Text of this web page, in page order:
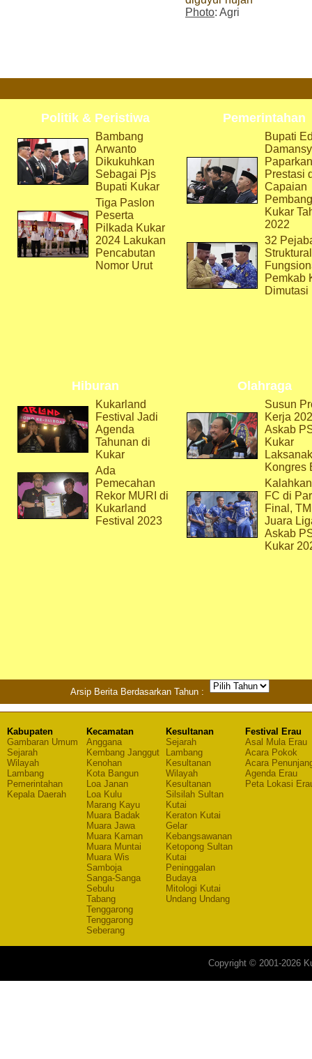
Photo: Agri
Politik & Peristiwa Pemerintahan
Bambang
Arwanto
Dikukuhkan
Sebagai Pjs
Bupati Kukar
Tiga Paslon
Peserta
Pilkada Kukar
2024 Lakukan
Pencabutan
Nomor Urut
Bupati
Paparkan
Prestasi
Capaian
Kukar
2022
32
Pemkab
Dimutasi
Hiburan Olahraga
Kukarland
Festival Jadi
Agenda
Tahunan di
Kukar
Ada
Pemecahan
Rekor MURI di
Kukarland
Festival 2023
Susun
Kerja
Askab
Kukar
Kongres
FC di
Final,
Juara
Askab
Kukar
Arsip Berita Berdasarkan Tahun :
Kabupaten
Gambaran Umum
Sejarah
Wilayah
Lambang
Pemerintahan
Kepala Daerah
Kecamatan
Anggana
Kembang Janggut
Kenohan
Kota Bangun
Loa Janan
Loa Kulu
Marang Kayu
Muara Badak
Muara Jawa
Muara Kaman
Muara Muntai
Muara Wis
Samboja
Sanga-Sanga
Sebulu
Tabang
Tenggarong
Tenggarong
Seberang
Kesultanan
Sejarah
Lambang
Kesultanan
Wilayah
Kesultanan
Silsilah Sultan
Kutai
Keraton Kutai
Gelar
Kebangsawanan
Ketopong Sultan
Kutai
Peninggalan
Budaya
Mitologi Kutai
Undang Undang
Festival Erau
Asal Mula Erau
Acara Pokok
Acara
Agenda Erau
Peta Lokasi
Copyright © 2001-2026